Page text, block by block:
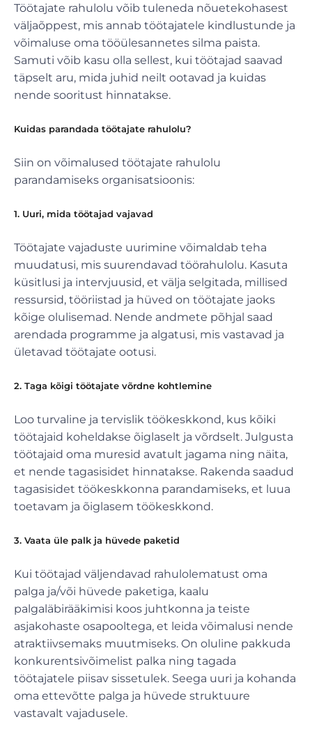
Töötajate rahulolu võib tuleneda nõuetekohasest
väljaõppest, mis annab töötajatele kindlustunde ja
võimaluse oma tööülesannetes silma paista.
Samuti võib kasu olla sellest, kui töötajad saavad
täpselt aru, mida juhid neilt ootavad ja kuidas
nende sooritust hinnatakse.
Kuidas parandada töötajate rahulolu?
Siin on võimalused töötajate rahulolu
parandamiseks organisatsioonis:
1. Uuri, mida töötajad vajavad
Töötajate vajaduste uurimine võimaldab teha
muudatusi, mis suurendavad töörahulolu. Kasuta
küsitlusi ja intervjuusid, et välja selgitada, millised
ressursid, tööriistad ja hüved on töötajate jaoks
kõige olulisemad. Nende andmete põhjal saad
arendada programme ja algatusi, mis vastavad ja
ületavad töötajate ootusi.
2. Taga kõigi töötajate võrdne kohtlemine
Loo turvaline ja tervislik töökeskkond, kus kõiki
töötajaid koheldakse õiglaselt ja võrdselt. Julgusta
töötajaid oma muresid avatult jagama ning näita,
et nende tagasisidet hinnatakse. Rakenda saadud
tagasisidet töökeskkonna parandamiseks, et luua
toetavam ja õiglasem töökeskkond.
3. Vaata üle palk ja hüvede paketid
Kui töötajad väljendavad rahulolematust oma
palga ja/või hüvede paketiga, kaalu
palgaläbirääkimisi koos juhtkonna ja teiste
asjakohaste osapooltega, et leida võimalusi nende
atraktiivsemaks muutmiseks. On oluline pakkuda
konkurentsivõimelist palka ning tagada
töötajatele piisav sissetulek. Seega uuri ja kohanda
oma ettevõtte palga ja hüvede struktuure
vastavalt vajadusele.